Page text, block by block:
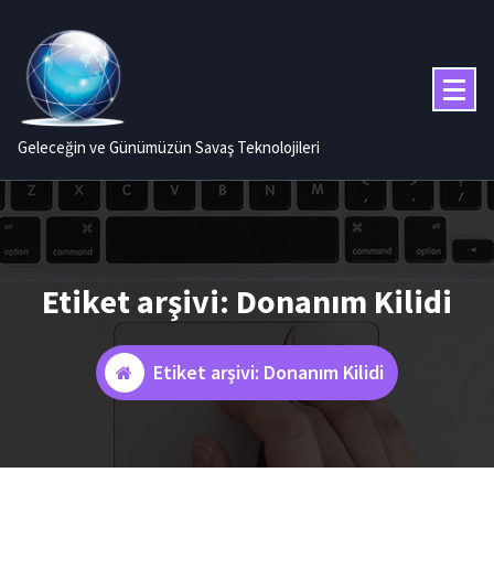
Geleceğin ve Günümüzün Savaş Teknolojileri
Etiket arşivi: Donanım Kilidi
Etiket arşivi: Donanım Kilidi